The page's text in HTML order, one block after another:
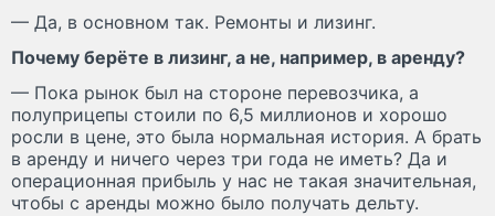
— Да, в основном так. Ремонты и лизинг.
Почему берёте в лизинг, а не, например, в аренду?
— Пока рынок был на стороне перевозчика, а
полуприцепы стоили по 6,5 миллионов и хорошо
росли в цене, это была нормальная история. А брать
в аренду и ничего через три года не иметь? Да и
операционная прибыль у нас не такая значительная,
чтобы с аренды можно было получать дельту.